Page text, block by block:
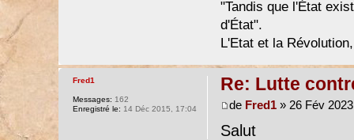
"Tandis que l'État
d'État".
L'Etat et la
Re: Lutte
de Fred1» 26 Fév
Salut
Fred1
Messages: 162
Enregistré le: 14 Déc 2015, 17:04